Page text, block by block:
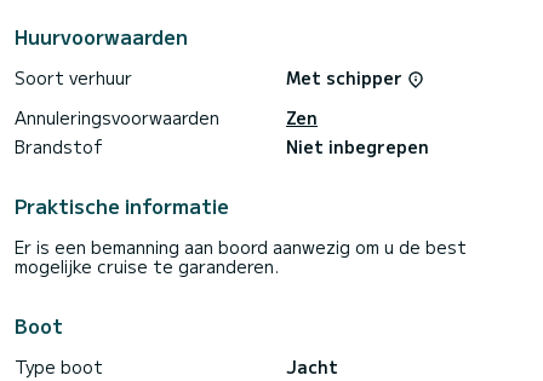
Huurvoorwaarden
Soort verhuur
Met schipper
Annuleringsvoorwaarden
Zen
Brandstof
Niet inbegrepen
Praktische informatie
Er is een bemanning aan boord aanwezig om u de best
mogelijke cruise te garanderen.
Boot
Type boot
Jacht